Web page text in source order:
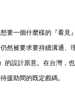
要一個什麼樣的『看
被要求要持續溝通、
的設計原意。在台灣
援助間的既定戲碼。